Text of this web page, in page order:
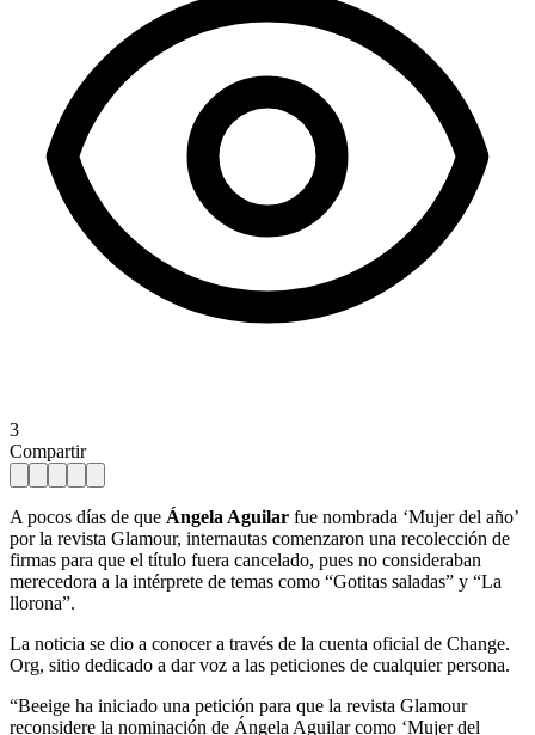
3
Compartir
A pocos días de que Ángela Aguilar fue nombrada ‘Mujer del año’
por la revista Glamour, internautas comenzaron una recolección de
firmas para que el título fuera cancelado, pues no consideraban
merecedora a la intérprete de temas como “Gotitas saladas” y “La
llorona”.
La noticia se dio a conocer a través de la cuenta oficial de Change.
Org, sitio dedicado a dar voz a las peticiones de cualquier persona.
“Beeige ha iniciado una petición para que la revista Glamour
reconsidere la nominación de Ángela Aguilar como ‘Mujer del